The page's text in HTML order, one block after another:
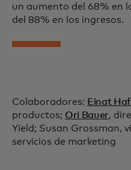
un aumento del 68% en
del 88% en los ingresos.
Colaboradores: Einat
productos; Ori Bauer,
Yield; Susan Grossman,
servicios de marketing